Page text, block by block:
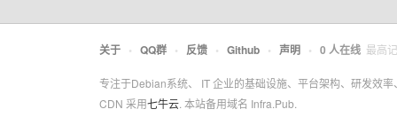
关于 • QQ群 • 反馈 • Github • 声明 • 0 人在线 最高
专注于Debian系统、 IT 企业的基础设施、平台架构、研发效
CDN 采用七牛云 . 本站备用域名 Infra.Pub.